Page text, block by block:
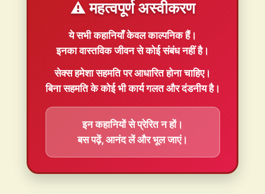
⚠️ महत्वपूर्ण अस्वीकरण
ये सभी कहानियाँकेवल काल्पनिकहैं।
इनका वास्तविक जीवन से कोई संबंध नहीं है।
सेक्स हमेशासहमतिपर आधारित होना चाहिए।
बिना सहमति के कोई भी कार्य गलत और दंडनीय है।
इन कहानियों से प्रेरित न हों।
बस पढ़ें, आनंद लें और भूल जाएं।